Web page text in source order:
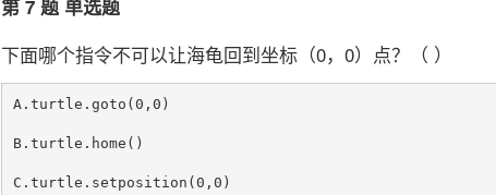
第 7 题 单选题
下面哪个指令不可以让海龟回到坐标（0，0）点？（ ）
A.turtle.goto(0,0)
B.turtle.home()
C.turtle.setposition(0,0)